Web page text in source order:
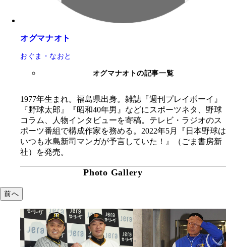
オグマナオト
おぐま・なおと
オグマナオトの記事一覧
1977年生まれ。福島県出身。雑誌『週刊プレイボーイ』
『野球太郎』『昭和40年男』などにスポーツネタ、野球
コラム、人物インタビューを寄稿。テレビ・ラジオのス
ポーツ番組で構成作家を務める。2022年5月『日本野球は
いつも水島新司マンガが予言していた！』（ごま書房新
社）を発売。
Photo Gallery
前へ